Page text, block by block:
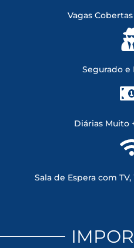
Vagas
Segurado
Diárias Muito
Sala de Espera com